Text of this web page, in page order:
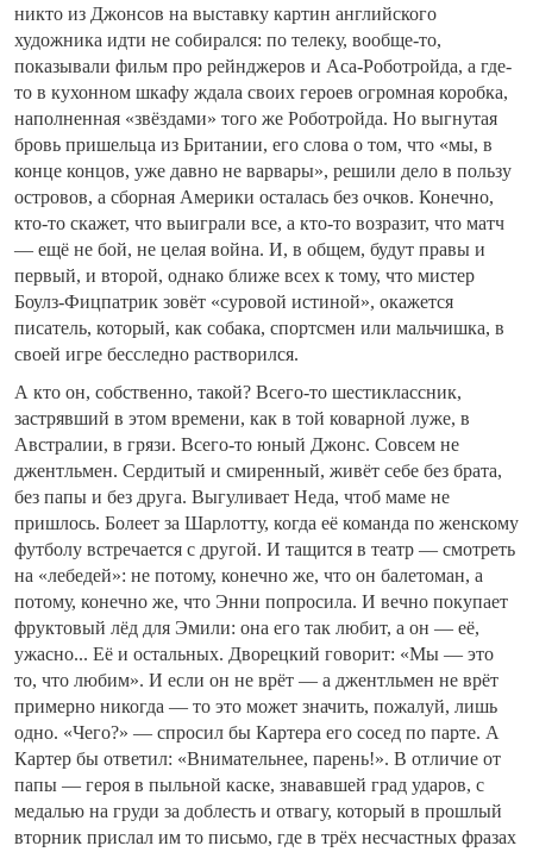
никто из Джонсов на выставку картин английского
художника идти не собирался: по телеку, вообще-то,
показывали фильм про рейнджеров и Аса-Роботройда, а где-
то в кухонном шкафу ждала своих героев огромная коробка,
наполненная «звёздами» того же Роботройда. Но выгнутая
бровь пришельца из Британии, его слова о том, что «мы, в
конце концов, уже давно не варвары», решили дело в пользу
островов, а сборная Америки осталась без очков. Конечно,
кто-то скажет, что выиграли все, а кто-то возразит, что матч
— ещё не бой, не целая война. И, в общем, будут правы и
первый, и второй, однако ближе всех к тому, что мистер
Боулз-Фицпатрик зовёт «суровой истиной», окажется
писатель, который, как собака, спортсмен или мальчишка, в
своей игре бесследно растворился.
А кто он, собственно, такой? Всего-то шестиклассник,
застрявший в этом времени, как в той коварной луже, в
Австралии, в грязи. Всего-то юный Джонс. Совсем не
джентльмен. Сердитый и смиренный, живёт себе без брата,
без папы и без друга. Выгуливает Неда, чтоб маме не
пришлось. Болеет за Шарлотту, когда её команда по женскому
футболу встречается с другой. И тащится в театр — смотреть
на «лебедей»: не потому, конечно же, что он балетоман, а
потому, конечно же, что Энни попросила. И вечно покупает
фруктовый лёд для Эмили: она его так любит, а он — её,
ужасно... Её и остальных. Дворецкий говорит: «Мы — это
то, что любим». И если он не врёт — а джентльмен не врёт
примерно никогда — то это может значить, пожалуй, лишь
одно. «Чего?» — спросил бы Картера его сосед по парте. А
Картер бы ответил: «Внимательнее, парень!». В отличие от
папы — героя в пыльной каске, знававшей град ударов, с
медалью на груди за доблесть и отвагу, который в прошлый
вторник прислал им то письмо, где в трёх несчастных фразах